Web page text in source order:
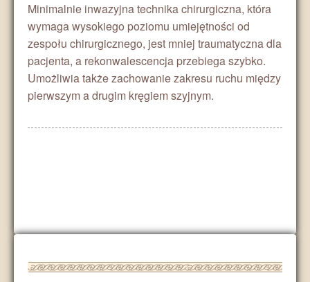
Minimalnie inwazyjna technika chirurgiczna, która
wymaga wysokiego poziomu umiejętności od
zespołu chirurgicznego, jest mniej traumatyczna dla
pacjenta, a rekonwalescencja przebiega szybko.
Umożliwia także zachowanie zakresu ruchu między
pierwszym a drugim kręgiem szyjnym.